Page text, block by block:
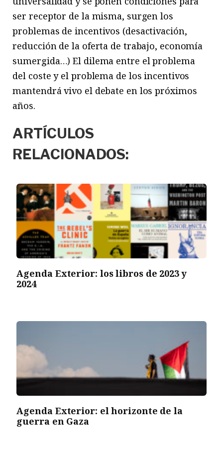
ser receptor de la misma, surgen los
problemas de incentivos (desactivación,
reducción de la oferta de trabajo, economía
sumergida…) El dilema entre el problema
del coste y el problema de los incentivos
mantendrá vivo el debate en los próximos
años.
ARTÍCULOS
RELACIONADOS:
Agenda Exterior: los libros de 2023 y
2024
Agenda Exterior: el horizonte de la
guerra en Gaza